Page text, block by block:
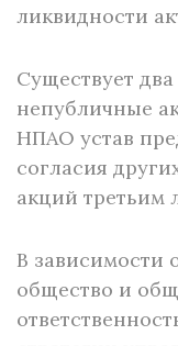
ликвидности
Существует
непубличные
НПАО устав
согласия
акций третьим
В зависимости
общество и